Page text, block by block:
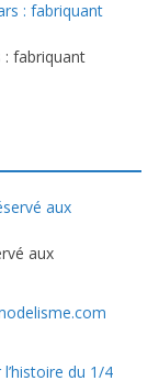
: fabriquant
aux